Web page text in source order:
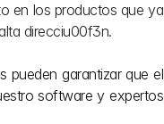
en los productos que ya
direcciu00f3n.
pueden garantizar que el
software y expertos